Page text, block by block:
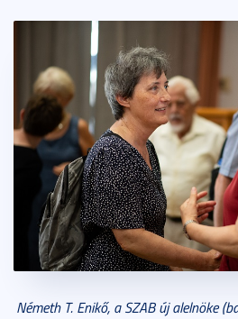
Németh T. Enikő, a SZAB új alelnöke